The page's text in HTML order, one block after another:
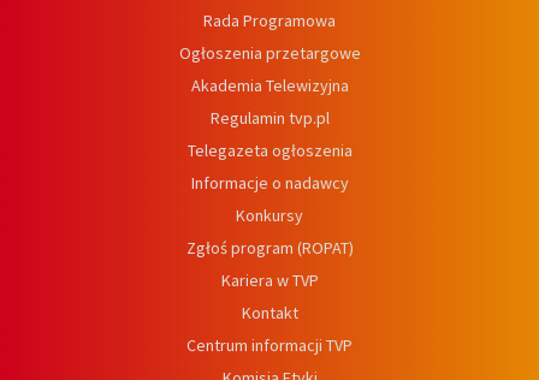
Rada Programowa
Ogłoszenia przetargowe
Akademia Telewizyjna
Regulamin tvp.pl
Telegazeta ogłoszenia
Informacje o nadawcy
Konkursy
Zgłoś program (ROPAT)
Kariera w TVP
Kontakt
Centrum informacji TVP